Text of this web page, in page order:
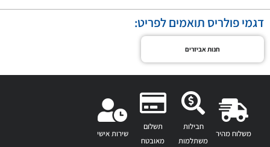
דגמי פולריס תואמים לפריט:
חנות אביזרים
משלוח מהיר
חבילות
משתלמות
תשלום
מאובטח
שירות אישי